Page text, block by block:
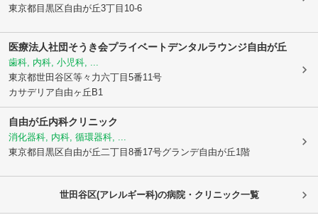
東京都目黒区自由が丘3丁目10-6
医療法人社団そうき会プライベートデンタルラウンジ自由が丘
歯科, 内科, 小児科, ...
東京都世田谷区等々力六丁目5番11号
カサデリア自由ヶ丘B1
自由が丘内科クリニック
消化器科, 内科, 循環器科, ...
東京都目黒区自由が丘二丁目8番17号グランデ自由が丘1階
世田谷区(アレルギー科)の病院・クリニック一覧